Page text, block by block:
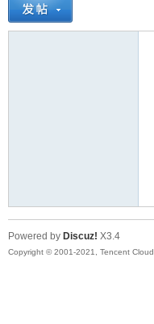
Powered by Discuz! X3.4
Copyright © 2001-2021, Tencent Cloud.